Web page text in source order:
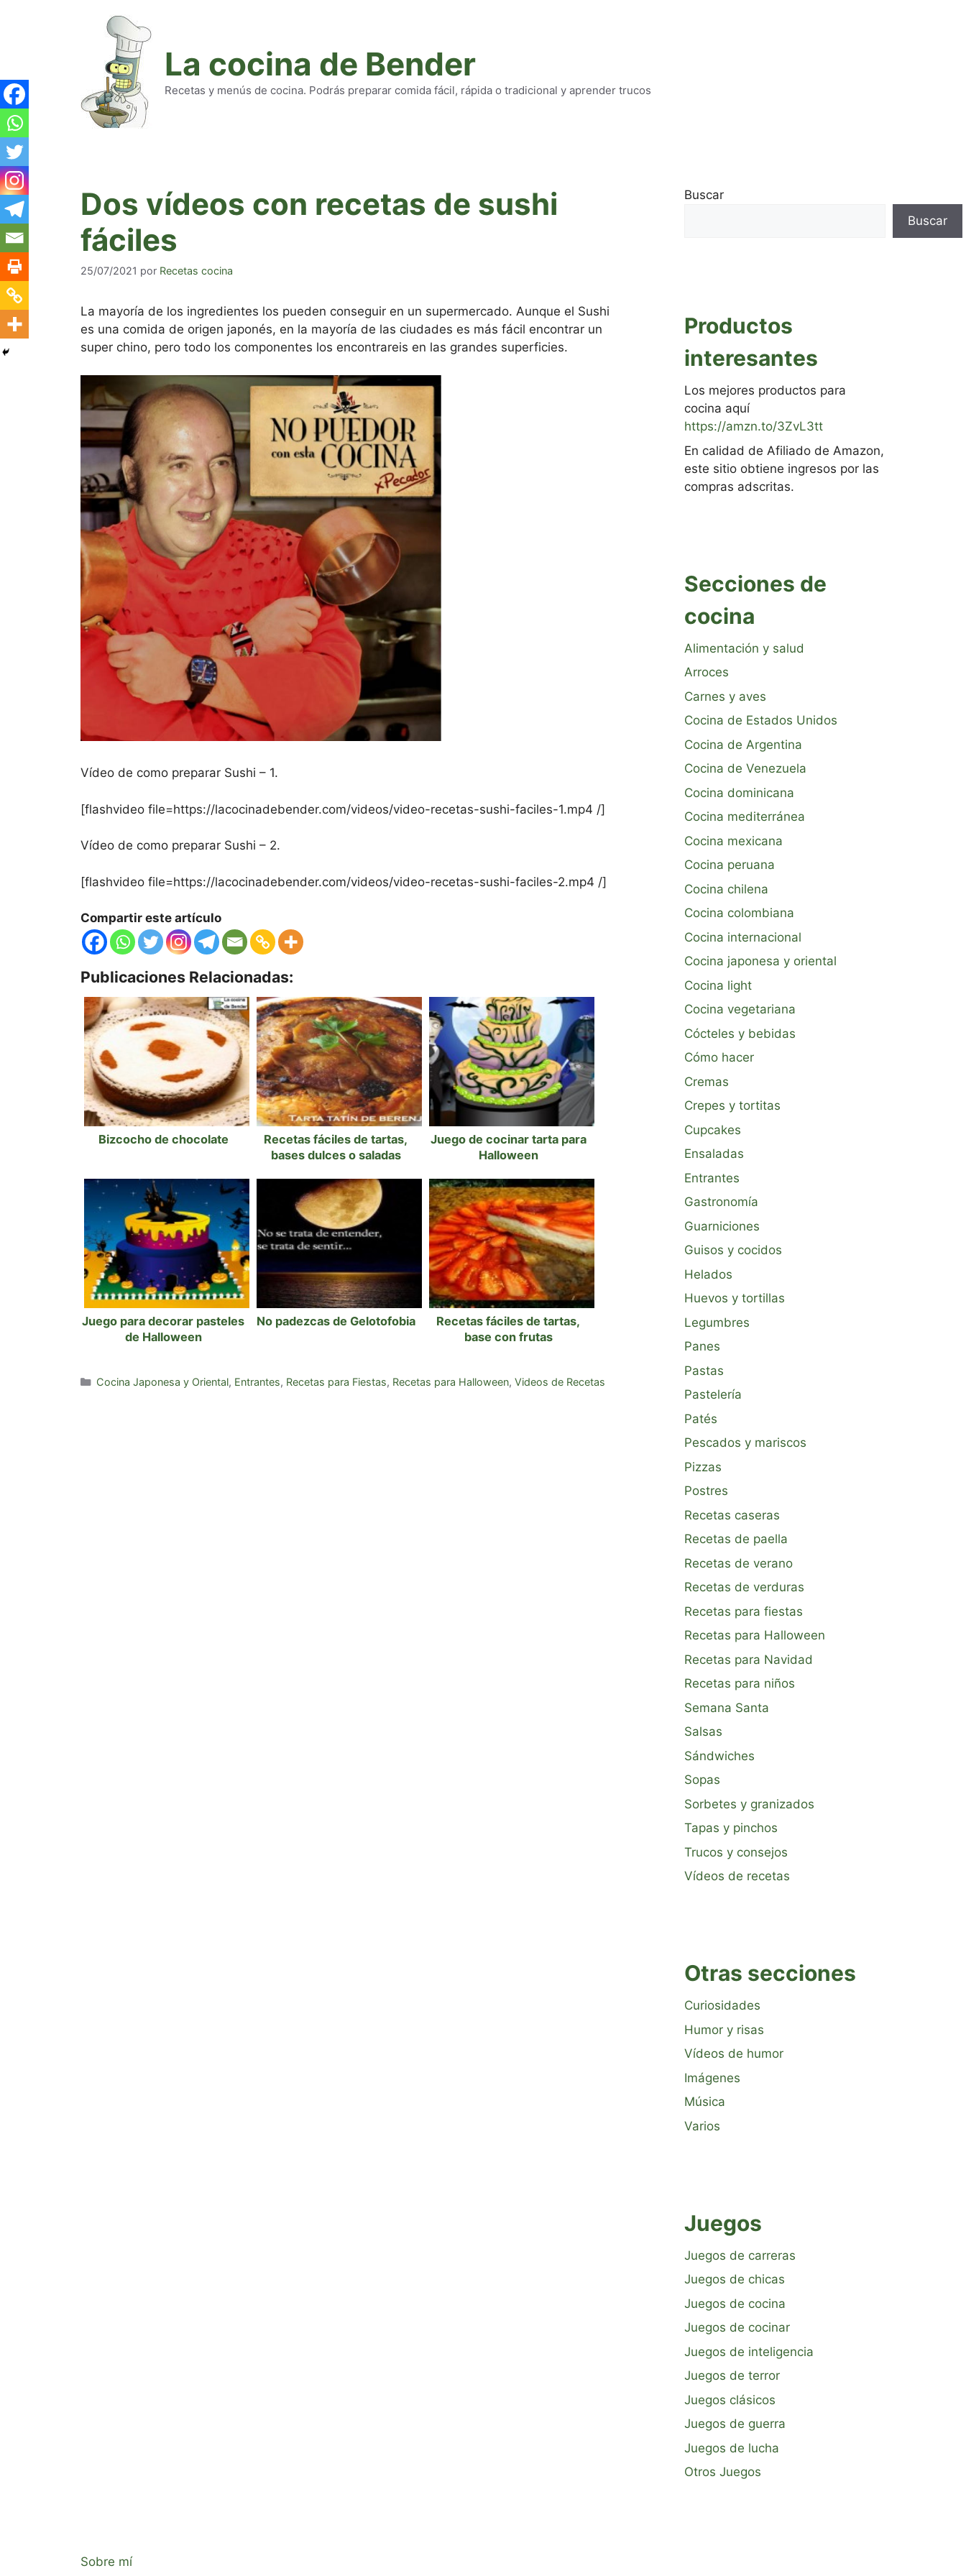
La cocina de Bender
Recetas y menús de cocina. Podrás preparar comida fácil, rápida o tradicional y aprender trucos
Dos vídeos con recetas de sushi
fáciles
25/07/2021 por Recetas cocina
La mayoría de los ingredientes los pueden conseguir en un supermercado. Aunque el Sushi
es una comida de origen japonés, en la mayoría de las ciudades es más fácil encontrar un
super chino, pero todo los componentes los encontrareis en las grandes superficies.
Vídeo de como preparar Sushi – 1.
[flashvideo file=https://lacocinadebender.com/videos/video-recetas-sushi-faciles-1.mp4 /]
Vídeo de como preparar Sushi – 2.
[flashvideo file=https://lacocinadebender.com/videos/video-recetas-sushi-faciles-2.mp4 /]
Compartir este artículo
Publicaciones Relacionadas:
Bizcocho de chocolate
Recetas fáciles de tartas,
bases dulces o saladas
Juego de cocinar tarta para
Halloween
Juego para decorar pasteles
de Halloween
No padezcas de Gelotofobia
Recetas fáciles de tartas,
base con frutas
Categorías
Cocina Japonesa y Oriental, Entrantes, Recetas para Fiestas, Recetas para Halloween, Videos de Recetas
Buscar
Buscar
Productos
interesantes
Los mejores productos para
cocina aquí
https://amzn.to/3ZvL3tt
En calidad de Afiliado de Amazon,
este sitio obtiene ingresos por las
compras adscritas.
Secciones de
cocina
Alimentación y salud
Arroces
Carnes y aves
Cocina de Estados Unidos
Cocina de Argentina
Cocina de Venezuela
Cocina dominicana
Cocina mediterránea
Cocina mexicana
Cocina peruana
Cocina chilena
Cocina colombiana
Cocina internacional
Cocina japonesa y oriental
Cocina light
Cocina vegetariana
Cócteles y bebidas
Cómo hacer
Cremas
Crepes y tortitas
Cupcakes
Ensaladas
Entrantes
Gastronomía
Guarniciones
Guisos y cocidos
Helados
Huevos y tortillas
Legumbres
Panes
Pastas
Pastelería
Patés
Pescados y mariscos
Pizzas
Postres
Recetas caseras
Recetas de paella
Recetas de verano
Recetas de verduras
Recetas para fiestas
Recetas para Halloween
Recetas para Navidad
Recetas para niños
Semana Santa
Salsas
Sándwiches
Sopas
Sorbetes y granizados
Tapas y pinchos
Trucos y consejos
Vídeos de recetas
Otras secciones
Curiosidades
Humor y risas
Vídeos de humor
Imágenes
Música
Varios
Juegos
Juegos de carreras
Juegos de chicas
Juegos de cocina
Juegos de cocinar
Juegos de inteligencia
Juegos de terror
Juegos clásicos
Juegos de guerra
Juegos de lucha
Otros Juegos
Sobre mí